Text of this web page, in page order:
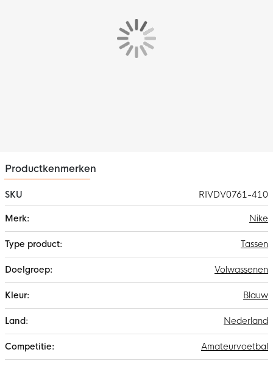
De afmetingen van de voetbaltas zijn: hoogte 48 cm x breedte
Productkenmerken
SKU
RIVDV0761-410
informatie
Nike
Tassen
Volwassenen
Blauw
Nederland
Amateurvoetbal